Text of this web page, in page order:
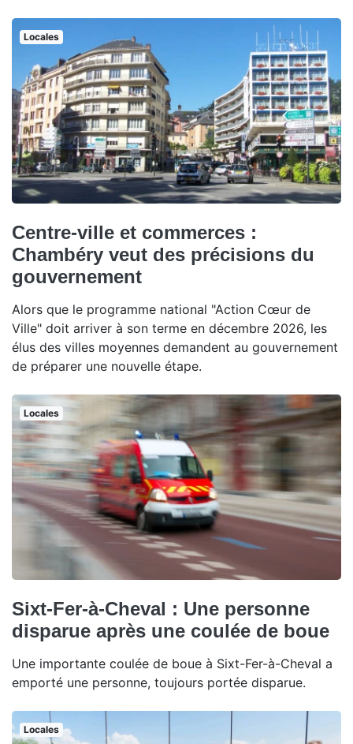
Locales
Centre-ville et commerces :
Chambéry veut des précisions du
gouvernement
Alors que le programme national "Action Cœur de
Ville" doit arriver à son terme en décembre 2026, les
élus des villes moyennes demandent au gouvernement
de préparer une nouvelle étape.
Locales
Sixt-Fer-à-Cheval : Une personne
disparue après une coulée de boue
Une importante coulée de boue à Sixt-Fer-à-Cheval a
emporté une personne, toujours portée disparue.
Locales